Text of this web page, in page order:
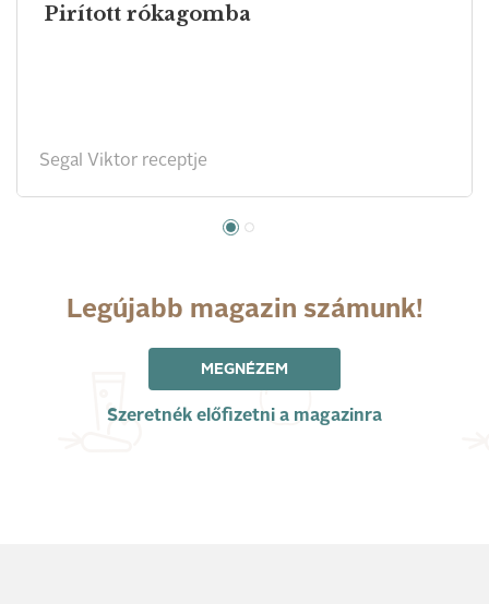
Pirított rókagomba
Segal Viktor receptje
Legújabb magazin számunk!
MEGNÉZEM
Szeretnék előfizetni a magazinra